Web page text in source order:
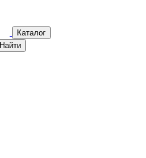
Каталог
Найти